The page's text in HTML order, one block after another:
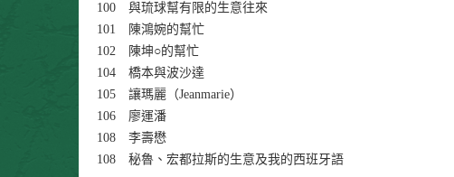
100 與琉球幫有限的生意往來
101 陳鴻婉的幫忙
102 陳坤○的幫忙
104 橋本與波沙達
105 讓瑪麗（Jeanmarie）
106 廖運潘
108 李壽懋
108 秘魯、宏都拉斯的生意及我的西班牙語